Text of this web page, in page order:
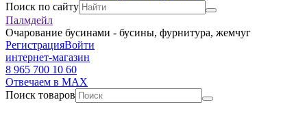
Поиск по сайту
Палмдейл
Очарование бусинами - бусины, фурнитура, жемчуг
РегистрацияВойти
интернет-магазин
8 965 700 10 60
Отвечаем в MAX
Поиск товаров